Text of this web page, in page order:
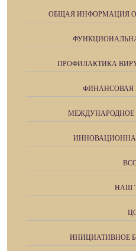
ОБЩАЯ ИНФОРМАЦИЯ О
ПРОФИЛАКТИКА
ФИНАНСОВАЯ
МЕЖДУНАРОДНОЕ
НАШ
ИНИЦИАТИВНОЕ